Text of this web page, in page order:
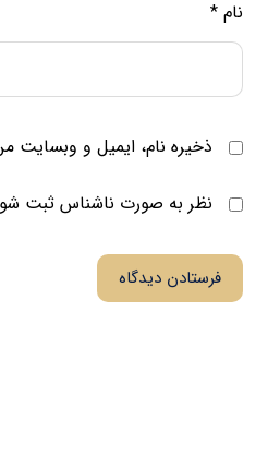
نام *
ذخیره نام، ایمیل و وبسایت
نظر به صورت ناشناس ثبت
فرستادن دیدگاه